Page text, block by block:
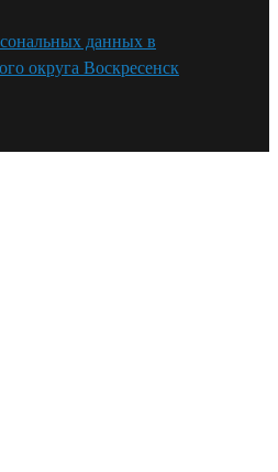
данных в
округа Воскресенск